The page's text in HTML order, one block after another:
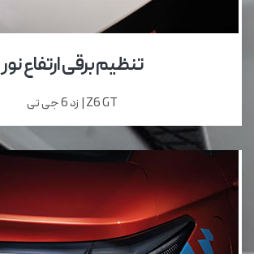
تنظیم برقی ارتفاع نور
Z6 GT | زد 6 جی تی